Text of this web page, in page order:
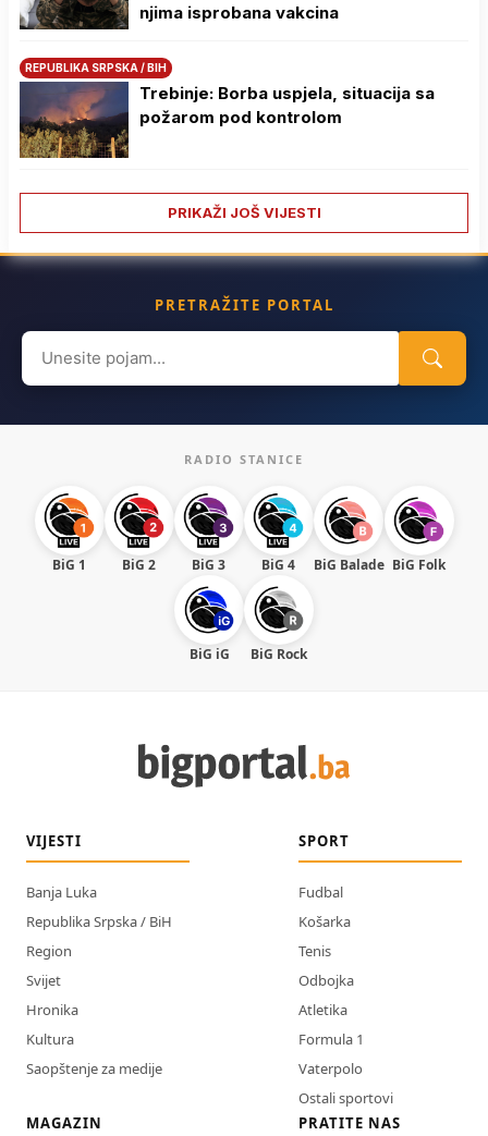
njima isprobana vakcina
REPUBLIKA SRPSKA / BIH
Trebinje: Borba uspjela, situacija sa
požarom pod kontrolom
PRIKAŽI JOŠ VIJESTI
PRETRAŽITE PORTAL
Search
for:
RADIO STANICE
BiG 1 BiG 2 BiG 3 BiG 4 BiG Balade BiG Folk
BiG iG BiG Rock
VIJESTI
Banja Luka
Republika Srpska / BiH
Region
Svijet
Hronika
Kultura
Saopštenje za medije
SPORT
Fudbal
Košarka
Tenis
Odbojka
Atletika
Formula 1
Vaterpolo
Ostali sportovi
MAGAZIN
PRATITE NAS